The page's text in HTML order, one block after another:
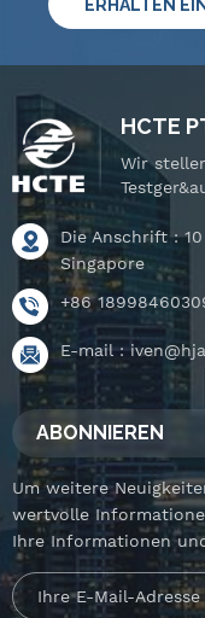
ERHALTEN
HCTE
Wir
Die Anschrift :
Singapore
+86
E-mail :
ABONNIEREN
Um weitere
wertvolle
Ihre Informationen